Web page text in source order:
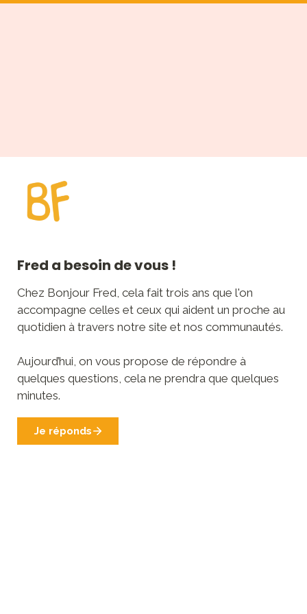
Fred a besoin de vous !
Chez Bonjour Fred, cela fait trois ans que l'on
accompagne celles et ceux qui aident un proche au
quotidien à travers notre site et nos communautés.
Aujourd’hui, on vous propose de répondre à
quelques questions, cela ne prendra que quelques
minutes.
Je réponds